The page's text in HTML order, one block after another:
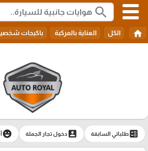
search
home الكل العناية بالمركبة باكيجات
ballotطلباتي السابقة account_boxدخول تجار الجملة emoji_emotions